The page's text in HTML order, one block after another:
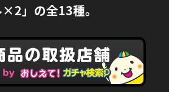
」の全13種。